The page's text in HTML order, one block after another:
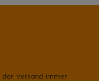
Versand immer